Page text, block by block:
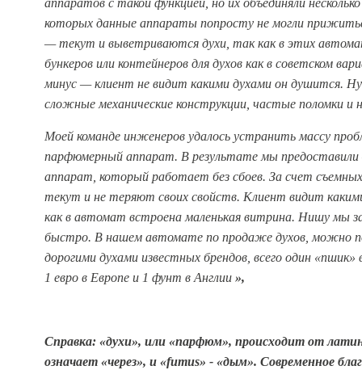
которых данные аппараты попросту не могли
— текут и выветриваются духи, так как в этих
бункеров или контейнеров для духов как в советском
минус — клиент не видит какими духами он душится.
сложные механические конструкции, частые поломки и
Моей команде инженеров удалось устранить массу
парфюмерный аппарат. В результате мы
аппарат, который работает без сбоев. За счет
текут и не теряют своих свойств. Клиент видит
как в автомат встроена маленькая витрина. Нишу мы
быстро. В нашем автомате по продаже духов, можно
дорогими духами известных брендов, всего один
1 евро в Европе и 1 фунт в Англии »,
Справка: «духи», или «парфюм», происходит от
означает «через», и «fumus» - «дым». Современное